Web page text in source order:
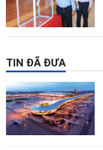
TIN ĐÃ ĐƯA